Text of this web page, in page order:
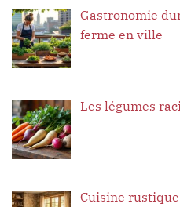
Gastronomie
ferme en ville
Les légumes
Cuisine